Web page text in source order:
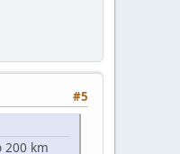
#5
200 km